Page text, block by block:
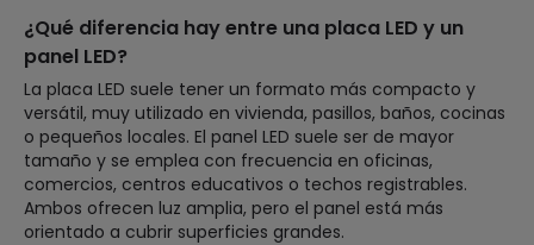
¿Qué diferencia hay entre una placa LED y un
panel LED?
La placa LED suele tener un formato más compacto y
versátil, muy utilizado en vivienda, pasillos, baños, cocinas
o pequeños locales. El panel LED suele ser de mayor
tamaño y se emplea con frecuencia en oficinas,
comercios, centros educativos o techos registrables.
Ambos ofrecen luz amplia, pero el panel está más
orientado a cubrir superficies grandes.